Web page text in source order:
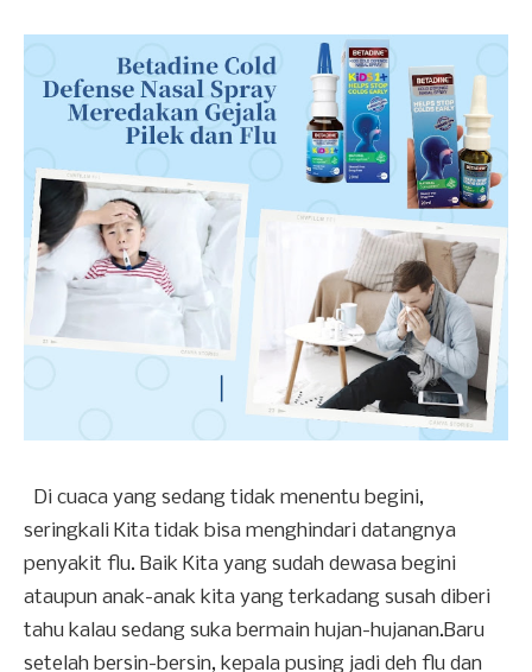
Di cuaca yang sedang tidak menentu begini,
seringkali Kita tidak bisa menghindari datangnya
penyakit flu. Baik Kita yang sudah dewasa begini
ataupun anak-anak kita yang terkadang susah diberi
tahu kalau sedang suka bermain hujan-hujanan.Baru
setelah bersin-bersin, kepala pusing jadi deh flu dan